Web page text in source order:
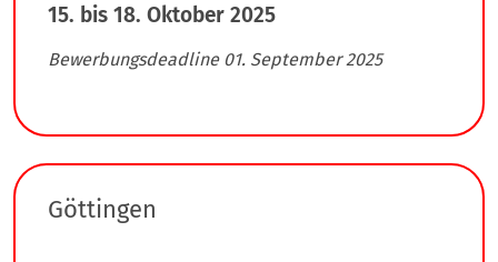
15. bis 18. Oktober 2025
Bewerbungsdeadline 01. September 2025
Göttingen